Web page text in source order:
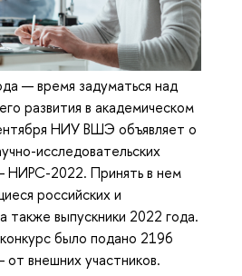
— время задуматься над
развития в академическом
НИУ ВШЭ объявляет о
исследовательских
НИРС-2022. Принять в нем
российских и
также выпускники 2022 года.
было подано 2196
внешних участников.